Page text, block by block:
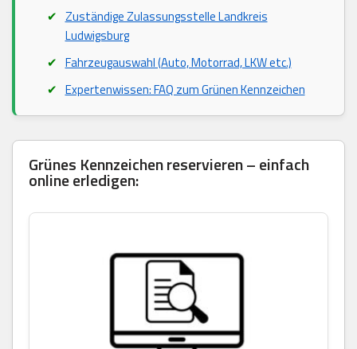
Zuständige Zulassungsstelle Landkreis
Ludwigsburg
Fahrzeugauswahl (Auto, Motorrad, LKW etc.)
Expertenwissen: FAQ zum Grünen Kennzeichen
Grünes Kennzeichen reservieren – einfach
online erledigen: